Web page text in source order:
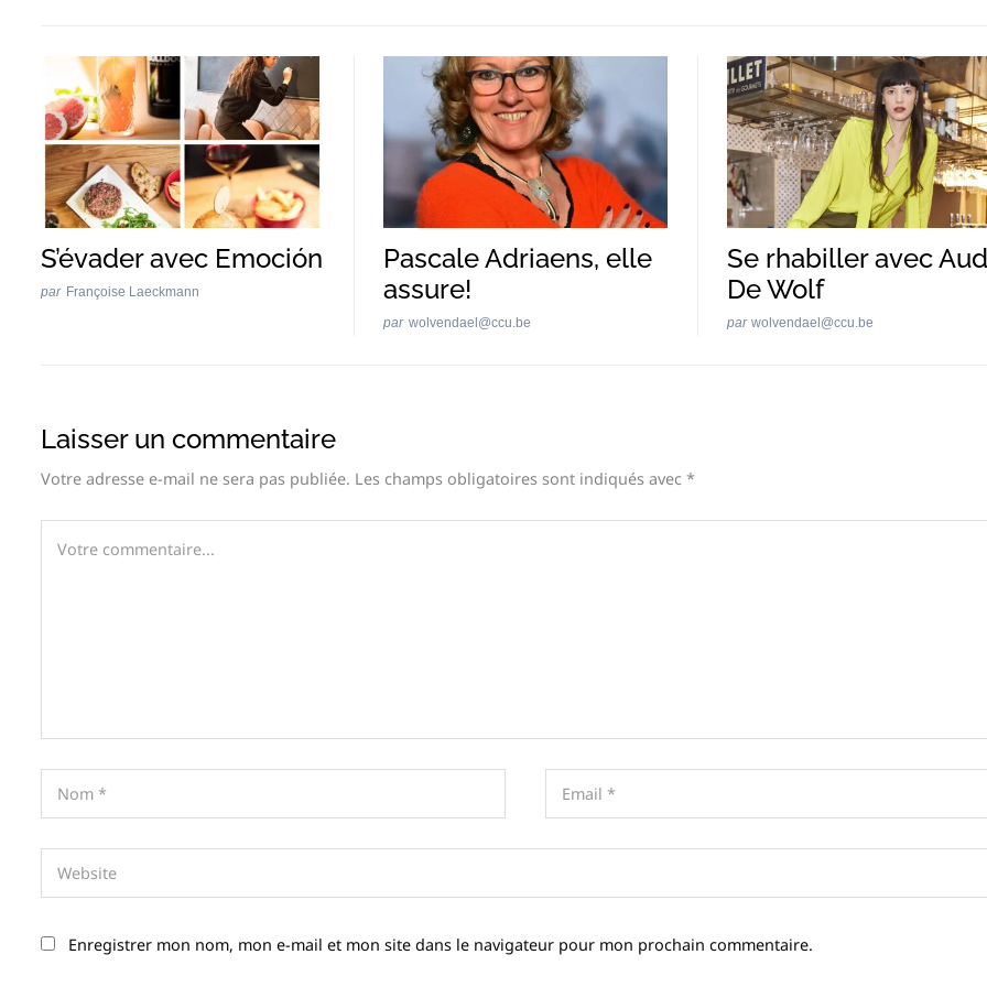
S’évader avec Emoción
par Françoise Laeckmann
Pascale Adriaens, elle
assure!
par wolvendael@ccu.be
Se rhabiller avec
De Wolf
par wolvendael@ccu.be
Laisser un commentaire
Votre adresse e-mail ne sera pas publiée. Les champs obligatoires sont indiqués avec *
Enregistrer mon nom, mon e-mail et mon site dans le navigateur pour mon prochain commentaire.